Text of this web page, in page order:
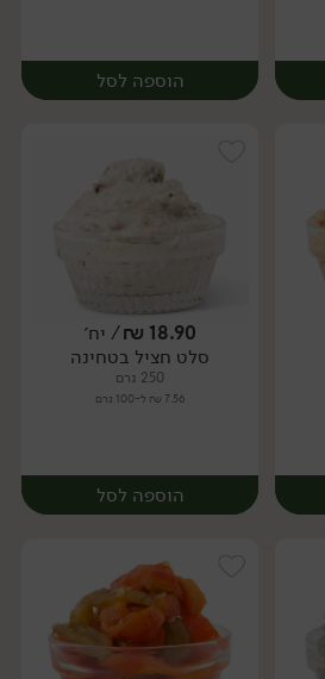
הוספה לסל
יח׳
18.90
₪/ יח׳
סלט חציל בטחינה
250 גרם
7.56 ₪ ל-100 גרם
הוספה לסל